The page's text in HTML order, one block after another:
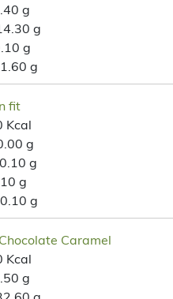
g
g
g
1.60 g
fit
Kcal
g
0.10 g
g
0.10 g
Caramel
Kcal
g